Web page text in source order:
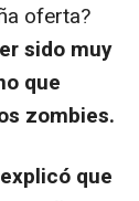
oferta?
sido muy
que
zombies.
que